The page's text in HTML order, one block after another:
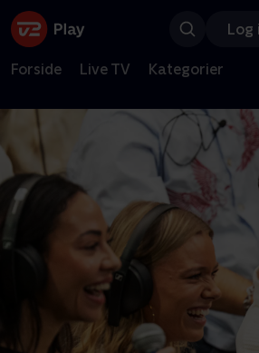
Log
Forside Live TV Kategorier